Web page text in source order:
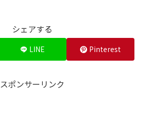
シェアする
LINE Pinterest
スポンサーリンク